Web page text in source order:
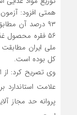
۹۳ درصد آن
ملی ایران مطابقت
کل بوده است.
پروانه حد مجاز